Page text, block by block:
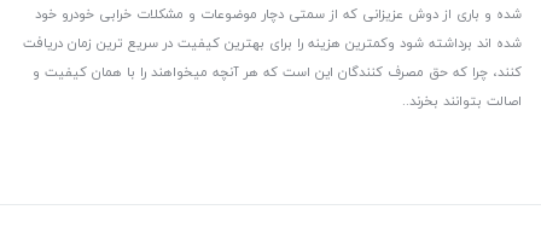
شده و باری از دوش عزیزانی که از سمتی دچار موضوعات و مشکلات خرابی خودرو خود
شده اند برداشته شود و‌کمترین هزینه را برای بهترین کیفیت در سریع ترین زمان دریافت
کنند، چرا که حق مصرف کنندگان این است که هر آنچه میخواهند را با همان کیفیت و
اصالت بتوانند بخرند..